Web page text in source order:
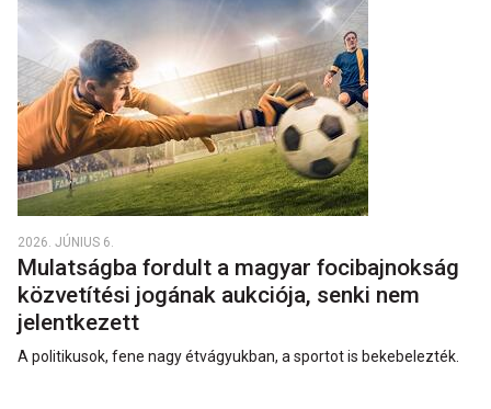
2026. JÚNIUS 6.
Mulatságba fordult a magyar focibajnokság
közvetítési jogának aukciója, senki nem
jelentkezett
A politikusok, fene nagy étvágyukban, a sportot is bekebelezték.